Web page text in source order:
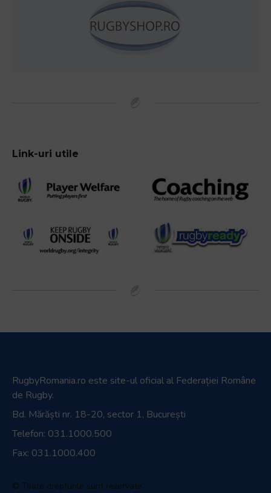
Link-uri utile
RugbyRomania.ro este site-ul oficial al Federației Române
de Rugby.
Bd. Mărăști nr. 18-20, sector 1, București
Telefon: 031.1000.500
Fax: 031.1000.400
© Toate drepturile sunt rezervate.